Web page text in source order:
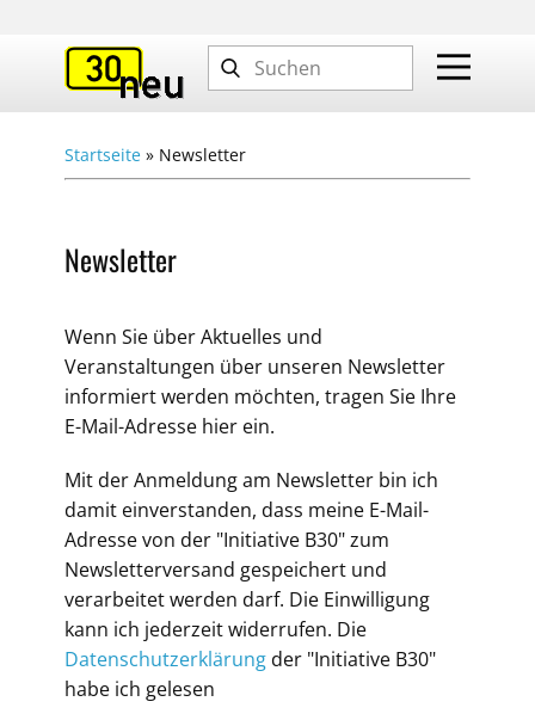
Startseite » Newsletter
Newsletter
Wenn Sie über Aktuelles und
Veranstaltungen über unseren Newsletter
informiert werden möchten, tragen Sie Ihre
E-Mail-Adresse hier ein.
Mit der Anmeldung am Newsletter bin ich
damit einverstanden, dass meine E-Mail-
Adresse von der "Initiative B30" zum
Newsletterversand gespeichert und
verarbeitet werden darf. Die Einwilligung
kann ich jederzeit widerrufen. Die
Datenschutzerklärung der "Initiative B30"
habe ich gelesen